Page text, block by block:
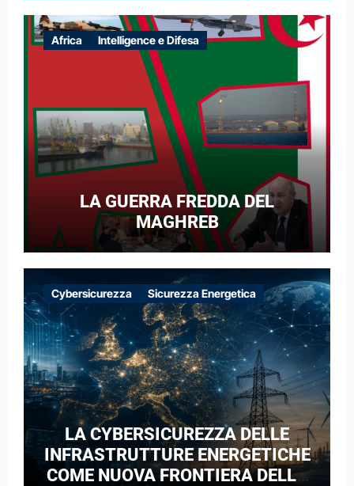
Africa Intelligence e Difesa
LA GUERRA FREDDA DEL
MAGHREB
Cybersicurezza Sicurezza Energetica
LA CYBERSICUREZZA DELLE
INFRASTRUTTURE ENERGETICHE
COME NUOVA FRONTIERA DELLA